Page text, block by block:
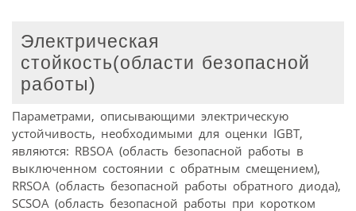
Электрическая
стойкость(области безопасной
работы)
Параметрами, описывающими электрическую
устойчивость, необходимыми для оценки IGBT,
являются: RBSOA (область безопасной работы в
выключенном состоянии c обратным смещением),
RRSOA (область безопасной работы обратного диода),
SCSOA (область безопасной работы при коротком